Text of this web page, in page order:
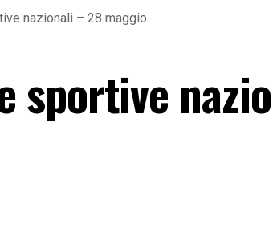
nazionali – 28 maggio
sportive